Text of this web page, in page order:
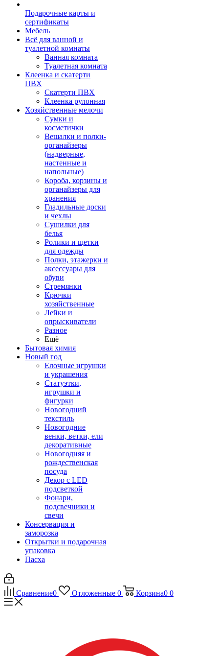
Подарочные карты и
сертификаты
Мебель
Всё для ванной и
туалетной комнаты
Ванная комната
Туалетная комната
Клеенка и скатерти
ПВХ
Скатерти ПВХ
Клеенка рулонная
Хозяйственные мелочи
Сумки и
косметички
Вешалки и полки-
органайзеры
(надверные,
настенные и
напольные)
Короба, корзины и
органайзеры для
хранения
Гладильные доски
и чехлы
Сушилки для
белья
Ролики и щетки
для одежды
Полки, этажерки и
аксессуары для
обуви
Стремянки
Крючки
хозяйственные
Лейки и
опрыскиватели
Разное
Ещё
Бытовая химия
Новый год
Елочные игрушки
и украшения
Статуэтки,
игрушки и
фигурки
Новогодний
текстиль
Новогодние
венки, ветки, ели
декоративные
Новогодняя и
рождественская
посуда
Декор с LED
подсветкой
Фонари,
подсвечники и
свечи
Консервация и
заморозка
Открытки и подарочная
упаковка
Пасха
Сравнение0 Отложенные 0 Корзина0 0